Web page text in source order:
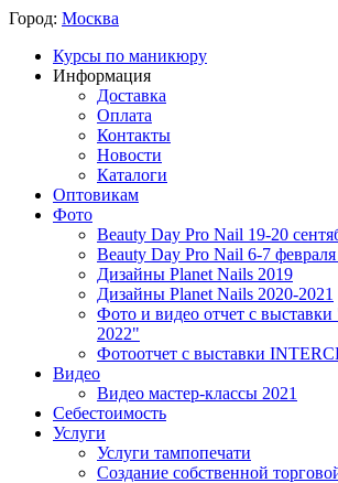
Город: Москва
Курсы по маникюру
Информация
Доставка
Оплата
Контакты
Новости
Каталоги
Оптовикам
Фото
Beauty Day Pro Nail 19-20
Beauty Day Pro Nail 6-7
Дизайны Planet Nails 2019
Дизайны Planet Nails 2020-2021
Фото и видео отчет с
2022"
Фотоотчет с выставки
Видео
Видео мастер-классы 2021
Себестоимость
Услуги
Услуги тампопечати
Создание собственной